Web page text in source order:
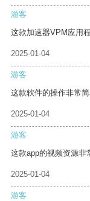
游客
这款加速器VPM应用
2025-01-04
游客
这款软件的操作非常
2025-01-04
游客
这款app的视频资源非
2025-01-04
游客